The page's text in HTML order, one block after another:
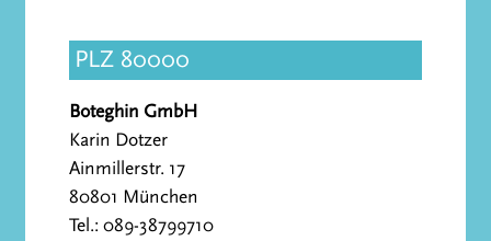
PLZ 80000
Boteghin GmbH
Karin Dotzer
Ainmillerstr. 17
80801 München
Tel.: 089-38799710